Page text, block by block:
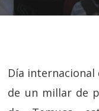
Día
de un millar de